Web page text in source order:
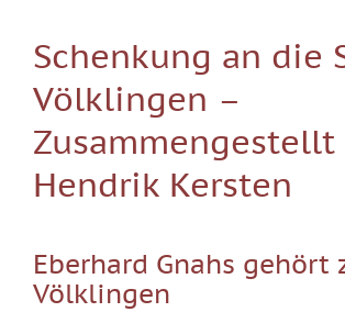
Schenkung an die
Völklingen –
Zusammengestellt
Hendrik Kersten
Eberhard Gnahs gehört
Völklingen